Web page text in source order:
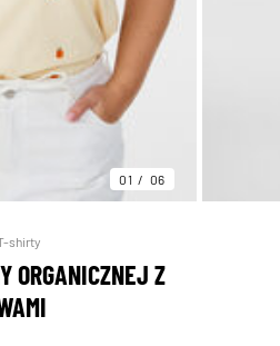
01 06
shirty
ORGANICZNEJ Z